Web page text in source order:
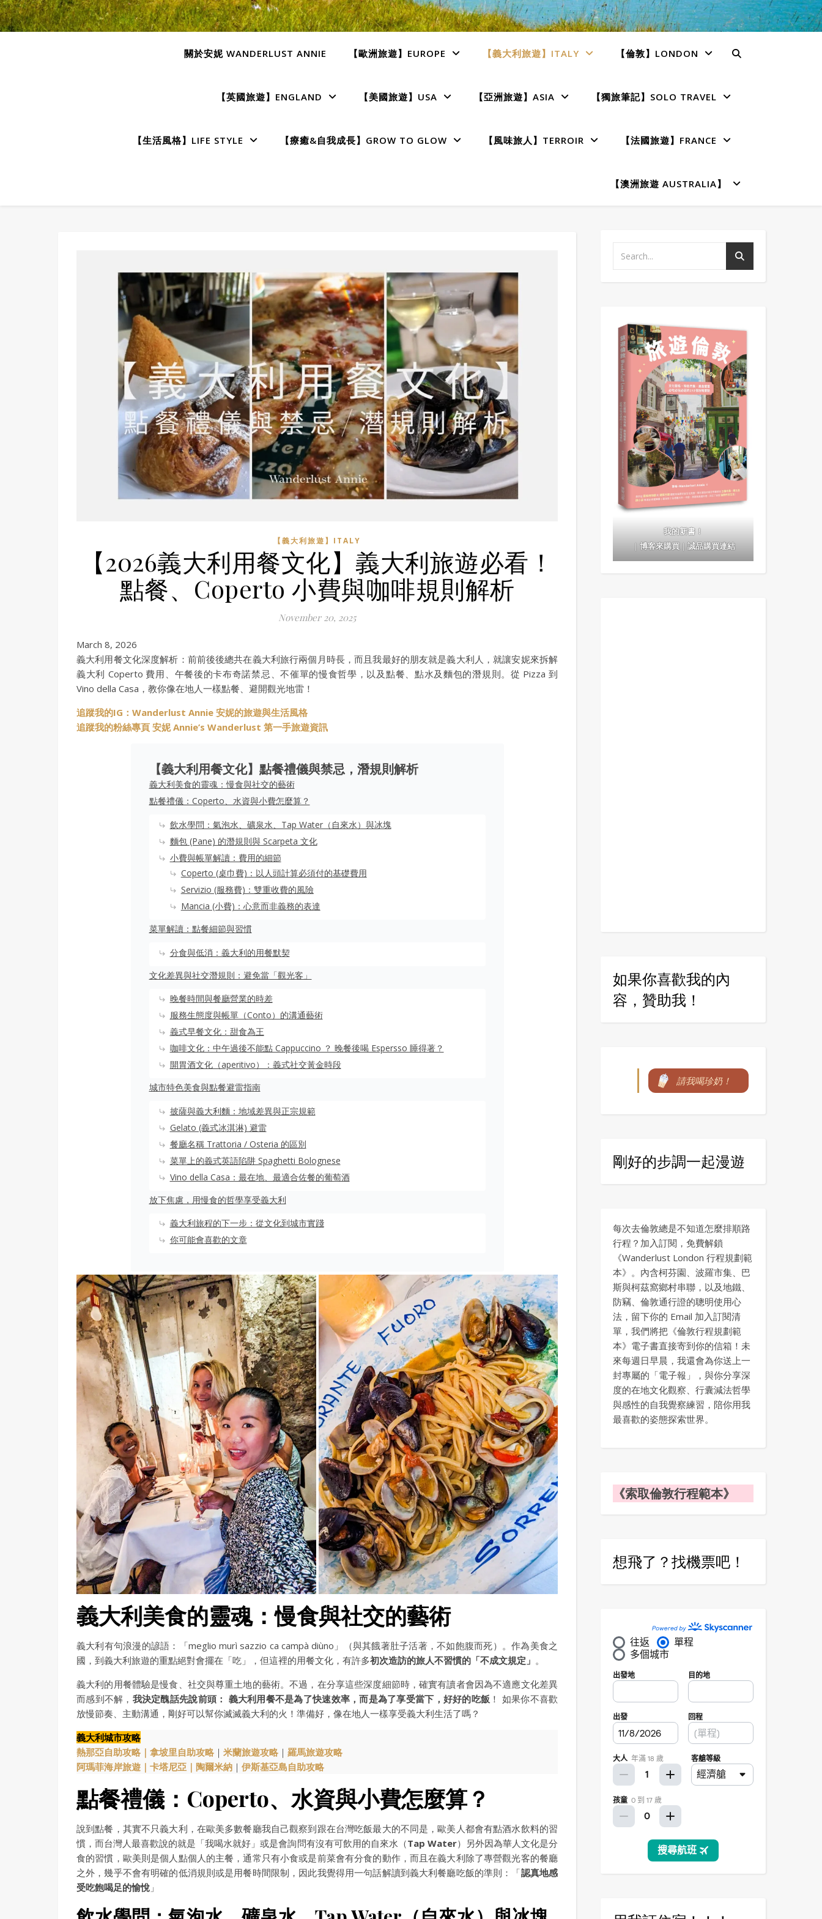
關於安妮 WANDERLUST ANNIE 【歐洲旅遊】EUROPE 【義大利旅遊】ITALY 【倫敦】LONDON
【英國旅遊】ENGLAND 【美國旅遊】USA 【亞洲旅遊】ASIA 【獨旅筆記】SOLO TRAVEL
【生活風格】LIFE STYLE 【療癒&自我成長】GROW TO GLOW 【風味旅人】TERROIR 【法國旅遊】FRANCE
【澳洲旅遊 AUSTRALIA】
【義大利旅遊】ITALY
【2026義大利用餐文化】義大利旅遊必看！
點餐、Coperto 小費與咖啡規則解析
November 20, 2025
March 8, 2026
義大利用餐文化深度解析：前前後後總共在義大利旅行兩個月時長，而且我最好的朋友就是義大利人，就讓安妮來拆解
義大利 Coperto 費用、午餐後的卡布奇諾禁忌、不催單的慢食哲學，以及點餐、點水及麵包的潛規則。從 Pizza 到
Vino della Casa，教你像在地人一樣點餐、避開觀光地雷！
追蹤我的IG：Wanderlust Annie 安妮的旅遊與生活風格
追蹤我的粉絲專頁 安妮 Annie’s Wanderlust 第一手旅遊資訊
【義大利用餐文化】點餐禮儀與禁忌，潛規則解析
義大利美食的靈魂：慢食與社交的藝術
點餐禮儀：Coperto、水資與小費怎麼算？
飲水學問：氣泡水、礦泉水、Tap Water（自來水）與冰塊
麵包 (Pane) 的潛規則與 Scarpeta 文化
小費與帳單解讀：費用的細節
Coperto (桌巾費)：以人頭計算必須付的基礎費用
Servizio (服務費)：雙重收費的風險
Mancia (小費)：心意而非義務的表達
菜單解讀：點餐細節與習慣
分食與低消：義大利的用餐默契
文化差異與社交潛規則：避免當「觀光客」
晚餐時間與餐廳營業的時差
服務生態度與帳單（Conto）的溝通藝術
義式早餐文化：甜食為王
咖啡文化：中午過後不能點 Cappuccino ？ 晚餐後喝 Espersso 睡得著？
開胃酒文化（aperitivo）：義式社交黃金時段
城市特色美食與點餐避雷指南
披薩與義大利麵：地域差異與正宗規範
Gelato (義式冰淇淋) 避雷
餐廳名稱 Trattoria / Osteria 的區別
菜單上的義式英語陷阱 Spaghetti Bolognese
Vino della Casa：最在地、最適合佐餐的葡萄酒
放下焦慮，用慢食的哲學享受義大利
義大利旅程的下一步：從文化到城市實踐
你可能會喜歡的文章
義大利美食的靈魂：慢食與社交的藝術
義大利有句浪漫的諺語：「meglio murì sazzio ca campà diùno」（與其餓著肚子活著，不如飽腹而死）。作為美食之
國，到義大利旅遊的重點絕對會擺在「吃」，但這裡的用餐文化，有許多初次造訪的旅人不習慣的「不成文規定」 。
義大利的用餐體驗是慢食、社交與尊重土地的藝術。不過，在分享這些深度細節時，確實有讀者會因為不適應文化差異
而感到不解， 我決定醜話先說前頭： 義大利用餐不是為了快速效率，而是為了享受當下，好好的吃飯 ！ 如果你不喜歡
放慢節奏、主動溝通，剛好可以幫你滅滅義大利的火！準備好，像在地人一樣享受義大利生活了嗎？
義大利城市攻略
熱那亞自助攻略｜ 拿坡里自助攻略 ｜ 米蘭旅遊攻略 ｜ 羅馬旅遊攻略
阿瑪菲海岸旅遊｜ 卡塔尼亞｜ 陶爾米納 ｜ 伊斯基亞島自助攻略
點餐禮儀：Coperto、水資與小費怎麼算？
說到點餐，其實不只義大利，在歐美多數餐廳我自己觀察到跟在台灣吃飯最大的不同是，歐美人都會有點酒水飲料的習
慣，而台灣人最喜歡說的就是「我喝水就好」或是會詢問有沒有可飲用的自來水（Tap Water）另外因為華人文化是分
食的習慣，歐美則是個人點個人的主餐，通常只有小食或是前菜會有分食的動作，而且在義大利除了專營觀光客的餐廳
之外，幾乎不會有明確的低消規則或是用餐時間限制，因此我覺得用一句話解讀到義大利餐廳吃飯的準則：「認真地感
受吃飽喝足的愉悅 」
我的新書！
｜博客來購買｜誠品購買連結
如果你喜歡我的內
容，贊助我！
請我喝珍奶！
剛好的步調一起漫遊
每次去倫敦總是不知道怎麼排順路
行程？加入訂閱，免費解鎖
《Wanderlust London 行程規劃範
本》。內含柯芬園、波羅市集、巴
斯與柯茲窩鄉村串聯，以及地鐵、
防竊、倫敦通行證的聰明使用心
法，留下你的 Email 加入訂閱清
單，我們將把《倫敦行程規劃範
本》電子書直接寄到你的信箱！未
來每週日早晨，我還會為你送上一
封專屬的「電子報」，與你分享深
度的在地文化觀察、行囊減法哲學
與感性的自我覺察練習，陪你用我
最喜歡的姿態探索世界。
《索取倫敦行程範本》
想飛了？找機票吧！